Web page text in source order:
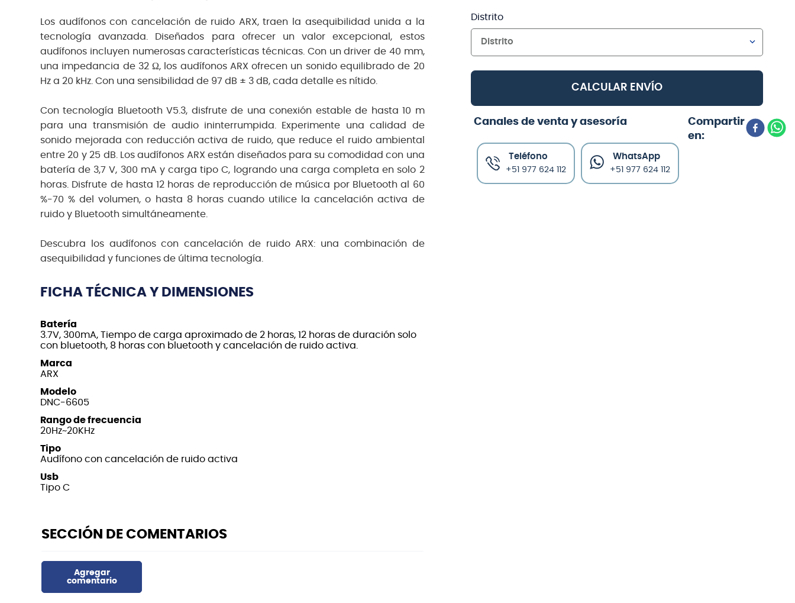
Los audífonos con cancelación de ruido ARX, traen la asequibilidad unida a la
tecnología avanzada. Diseñados para ofrecer un valor excepcional, estos
audífonos incluyen numerosas características técnicas. Con un driver de 40 mm,
una impedancia de 32 Ω, los audífonos ARX ofrecen un sonido equilibrado de 20
Hz a 20 kHz. Con una sensibilidad de 97 dB ± 3 dB, cada detalle es nítido.
Con tecnología Bluetooth V5.3, disfrute de una conexión estable de hasta 10 m
para una transmisión de audio ininterrumpida. Experimente una calidad de
sonido mejorada con reducción activa de ruido, que reduce el ruido ambiental
entre 20 y 25 dB. Los audífonos ARX están diseñados para su comodidad con una
batería de 3,7 V, 300 mA y carga tipo C, logrando una carga completa en solo 2
horas. Disfrute de hasta 12 horas de reproducción de música por Bluetooth al 60
%-70 % del volumen, o hasta 8 horas cuando utilice la cancelación activa de
ruido y Bluetooth simultáneamente.
Descubra los audífonos con cancelación de ruido ARX: una combinación de
asequibilidad y funciones de última tecnología.
FICHA TÉCNICA Y DIMENSIONES
Batería
3.7V, 300mA, Tiempo de carga aproximado de 2 horas, 12 horas de duración solo
con bluetooth, 8 horas con bluetooth y cancelación de ruido activa.
Marca
ARX
Modelo
DNC-6605
Rango de frecuencia
20Hz~20KHz
Tipo
Audífono con cancelación de ruido activa
Usb
Tipo C
Distrito
Distrito
CALCULAR ENVÍO
Canales de venta y asesoría
Teléfono
+51 977 624 112
WhatsApp
+51 977 624 112